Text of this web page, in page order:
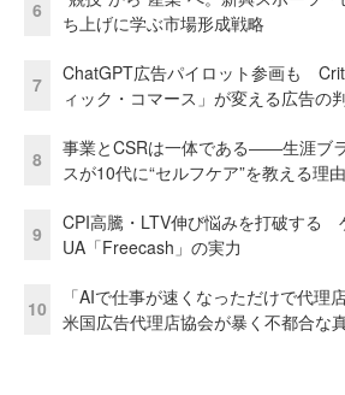
6
ち上げに学ぶ市場形成戦略
7
ChatGPT広告パイロット参画も
ィック・コマース」が変える広告の
8
事業とCSRは一体である――生涯ブ
スが10代に“セルフケア”を教える理由
9
CPI高騰・LTV伸び悩みを打破する
UA「Freecash」の実力
10
「AIで仕事が速くなっただけで代理
米国広告代理店協会が暴く不都合な